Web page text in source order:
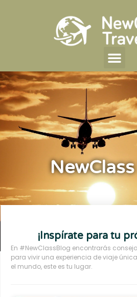
¡Inspírate para tu
En #NewClassBlog encontrarás
para vivir una experiencia de viaje
el mundo, este es tu lugar.